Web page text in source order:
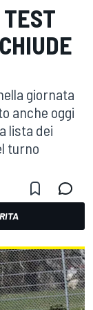
giornata
anche oggi
lista dei
turno